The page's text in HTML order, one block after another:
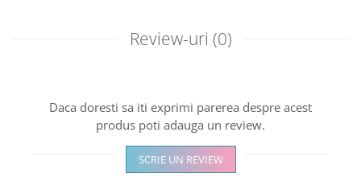
Review-uri (0)
Daca doresti sa iti exprimi parerea despre acest
produs poti adauga un review.
SCRIE UN REVIEW